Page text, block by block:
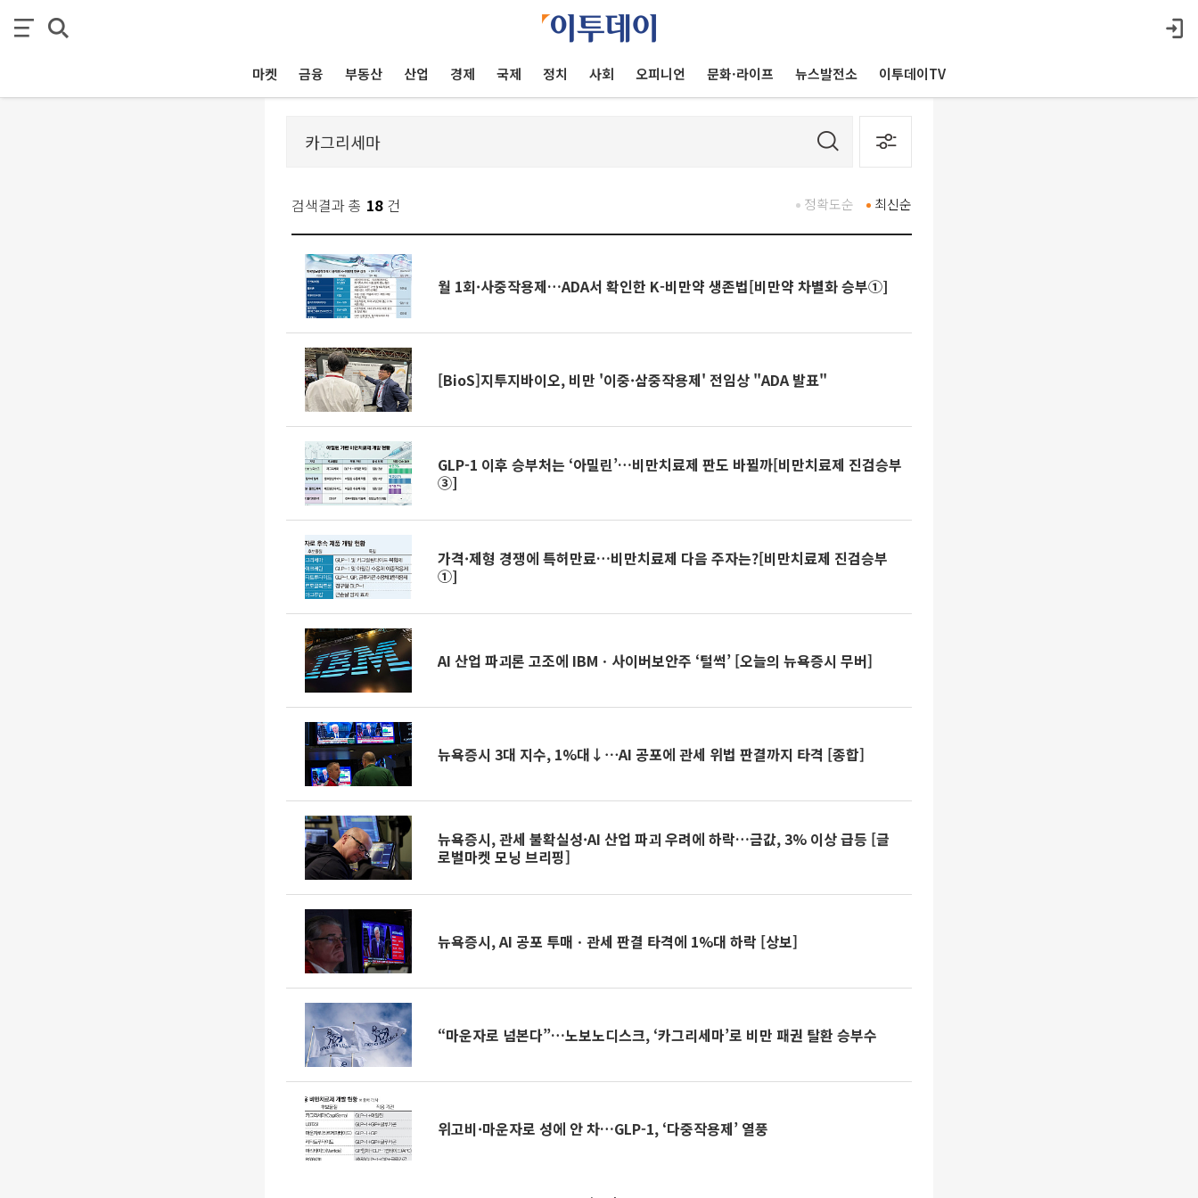
마켓 금융 부동산 산업 경제 국제 정치 사회 오피니언 문화·라이프 뉴스발전소 이투데이TV
검색결과 총 18 건 최신순
정확도순
월 1회·사중작용제…ADA서 확인한 K-비만약 생존법[비만약 차별화 승부①]
[BioS]지투지바이오, 비만 '이중·삼중작용제' 전임상 "ADA 발표"
GLP-1 이후 승부처는 ‘아밀린’…비만치료제 판도 바뀔까[비만치료제 진검승부
③]
가격·제형 경쟁에 특허만료…비만치료제 다음 주자는?[비만치료제 진검승부
①]
AI 산업 파괴론 고조에 IBMㆍ사이버보안주 ‘털썩’ [오늘의 뉴욕증시 무버]
뉴욕증시 3대 지수, 1%대↓⋯AI 공포에 관세 위법 판결까지 타격 [종합]
뉴욕증시, 관세 불확실성·AI 산업 파괴 우려에 하락…금값, 3% 이상 급등 [글
로벌마켓 모닝 브리핑]
뉴욕증시, AI 공포 투매ㆍ관세 판결 타격에 1%대 하락 [상보]
“마운자로 넘본다”…노보노디스크, ‘카그리세마’로 비만 패권 탈환 승부수
위고비·마운자로 성에 안 차…GLP-1, ‘다중작용제’ 열풍